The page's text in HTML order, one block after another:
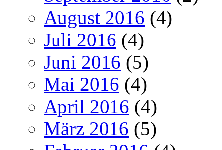
August 2016 (4)
Juli 2016 (4)
Juni 2016 (5)
Mai 2016 (4)
April 2016 (4)
März 2016 (5)